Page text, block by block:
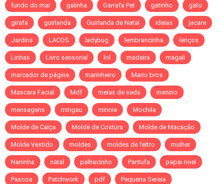
fundo do mar galinha Garrafa Pet gatinho gato
girafa guirlanda Guirlanda de Natal ideias jacare
Jardins LACOS ladybug lembrancinha lenços
Linhas Livro sensorial lol madeira magali
marcador de página marinheiro Mario bros
Mascara Facial Mdf meias de seda menino
mensagens mingau minnie Mochila
Molde de Calça Molde de Costura Molde de Macação
Molde Vestido moldes moldes de feltro mulher
Naninha natal palhacinho Pantufa papai noel
Pascoa Patchwork pdf Pequena Sereia